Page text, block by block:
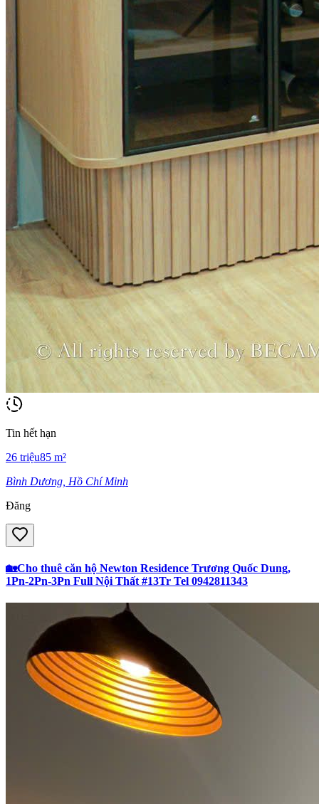
Tin hết hạn
26 triệu85 m²
Bình Dương, Hồ Chí Minh
Đăng
🏡Cho thuê căn hộ Newton Residence Trương Quốc Dung,
1Pn-2Pn-3Pn Full Nội Thất #13Tr Tel 0942811343